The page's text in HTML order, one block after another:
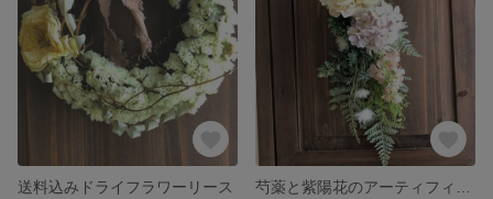
送料込みドライフラワーリース